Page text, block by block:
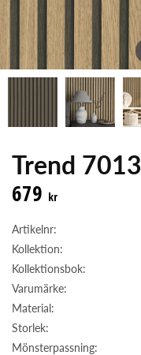
Trend 7013
679 kr
Artikelnr:
Kollektion:
Kollektionsbok:
Varumärke:
Material:
Storlek:
Mönsterpassning: